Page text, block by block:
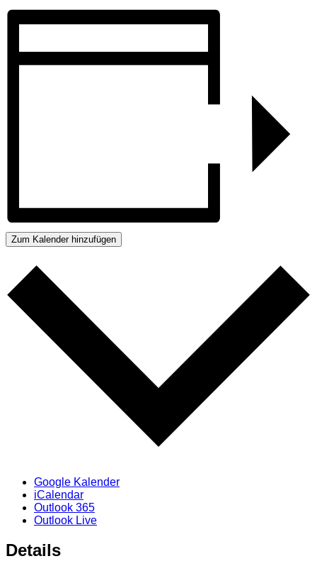
Zum Kalender hinzufügen
Google Kalender
iCalendar
Outlook 365
Outlook Live
Details